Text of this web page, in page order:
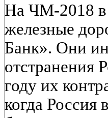
На ЧМ-2018 в
железные
Банк». Они
отстранения
году их
когда Россия